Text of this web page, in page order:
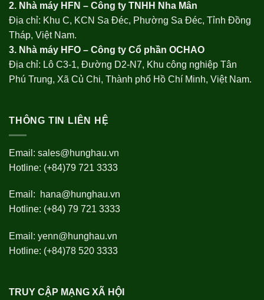
2. Nhà máy HFN – Công ty TNHH Nha Mân
Địa chỉ: Khu C, KCN Sa Đéc, Phường Sa Đéc, Tỉnh Đồng
Tháp, Việt Nam.
3. Nhà máy HFO – Công ty Cổ phần OCHAO
Địa chỉ: Lô C3-1, Đường D2-N7, Khu công nghiệp Tân
Phú Trung, Xã Củ Chi, Thành phố Hồ Chí Minh, Việt Nam.
THÔNG TIN LIÊN HỆ
Email: sales@hunghau.vn
Hotline: (+84)79 721 3333
Email:
hana@hunghau.vn
Hotline: (+84) 79 721 3333
Email: yenn@hunghau.vn
Hotline: (+84)78 520 3333
TRUY CẬP MẠNG XÃ HỘI